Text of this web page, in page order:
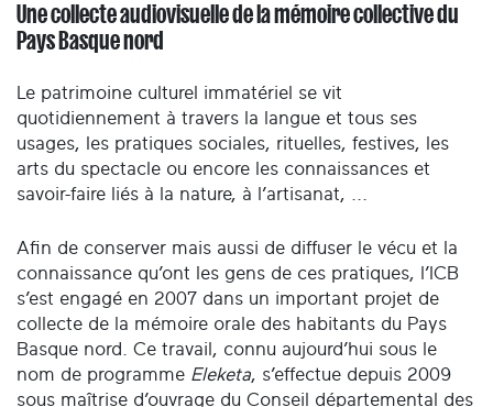
Une collecte audiovisuelle de la mémoire collective du
Pays Basque nord
Le patrimoine culturel immatériel se vit
quotidiennement à travers la langue et tous ses
usages, les pratiques sociales, rituelles, festives, les
arts du spectacle ou encore les connaissances et
savoir-faire liés à la nature, à l’artisanat, ...
Afin de conserver mais aussi de diffuser le vécu et la
connaissance qu’ont les gens de ces pratiques, l’ICB
s’est engagé en 2007 dans un important projet de
collecte de la mémoire orale des habitants du Pays
Basque nord. Ce travail, connu aujourd’hui sous le
nom de programme Eleketa, s’effectue depuis 2009
sous maîtrise d’ouvrage du Conseil départemental des